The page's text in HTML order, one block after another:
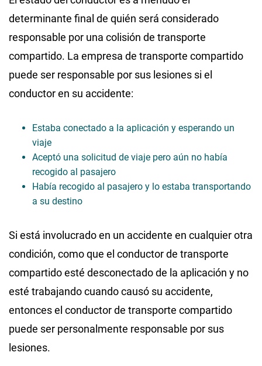
determinante final de quién será considerado
responsable por una colisión de transporte
compartido. La empresa de transporte compartido
puede ser responsable por sus lesiones si el
conductor en su accidente:
Estaba conectado a la aplicación y esperando un
viaje
Aceptó una solicitud de viaje pero aún no había
recogido al pasajero
Había recogido al pasajero y lo estaba transportando
a su destino
Si está involucrado en un accidente en cualquier otra
condición, como que el conductor de transporte
compartido esté desconectado de la aplicación y no
esté trabajando cuando causó su accidente,
entonces el conductor de transporte compartido
puede ser personalmente responsable por sus
lesiones.